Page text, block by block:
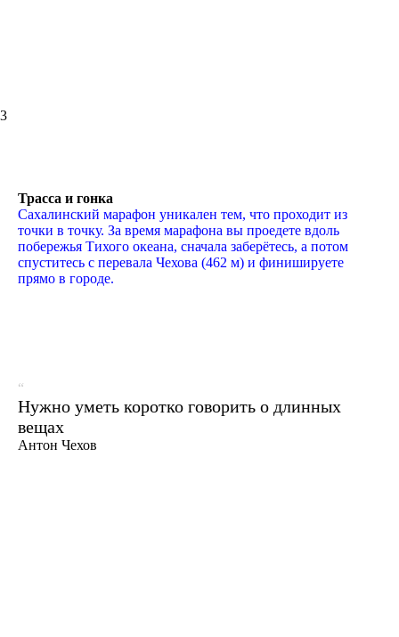
3
Трасса и гонка
Сахалинский марафон уникален тем, что проходит из
точки в точку. За время марафона вы проедете вдоль
побережья Тихого океана, сначала заберётесь, а потом
спуститесь с перевала Чехова (462 м) и финишируете
прямо в городе.
“
Нужно уметь коротко говорить о длинных
вещах
Антон Чехов